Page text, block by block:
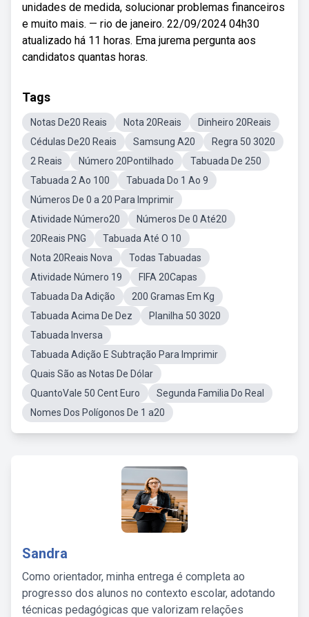
unidades de medida, solucionar problemas financeiros
e muito mais. — rio de janeiro. 22/09/2024 04h30
atualizado há 11 horas. Ema jurema pergunta aos
candidatos quantas horas.
Tags
Notas De20 Reais Nota 20Reais
Dinheiro 20Reais
Cédulas De20 Reais
Samsung A20
Regra 50 3020
2 Reais
Número 20Pontilhado
Tabuada De 250
Tabuada 2 Ao 100
Tabuada Do 1 Ao 9
Números De 0 a 20 Para Imprimir
Atividade Número20
Números De 0 Até20
20Reais PNG
Tabuada Até O 10
Nota 20Reais Nova
Todas Tabuadas
Atividade Número 19
FIFA 20Capas
Tabuada Da Adição
200 Gramas Em Kg
Tabuada Acima De Dez
Planilha 50 3020
Tabuada Inversa
Tabuada Adição E Subtração Para Imprimir
Quais São as Notas De Dólar
QuantoVale 50 Cent Euro
Segunda Familia Do Real
Nomes Dos Polígonos De 1 a20
Sandra
Como orientador, minha entrega é completa ao
progresso dos alunos no contexto escolar, adotando
técnicas pedagógicas que valorizam relações